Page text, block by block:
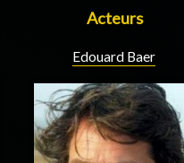
Acteurs
Edouard Baer